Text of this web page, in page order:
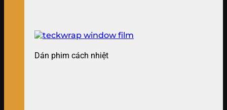
Dán phim cách nhiệt